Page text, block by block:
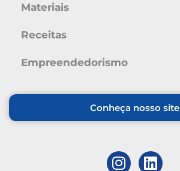
Materiais
Receitas
Empreendedorismo
Conheça nosso site